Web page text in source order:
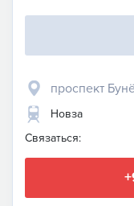
проспект
Новза
Связаться: